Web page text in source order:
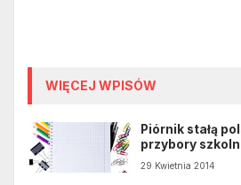
WIĘCEJ WPISÓW
Piórnik stałą
przybory
29 Kwietnia 2014